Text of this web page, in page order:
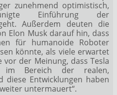
zunehmend optimistisch,
Einführung der
Außerdem deuten die
Elon Musk darauf hin, dass
für humanoide Roboter
könnte, als viele erwartet
der Meinung, dass Tesla
im Bereich der realen,
diese Entwicklungen haben
untermauert“.